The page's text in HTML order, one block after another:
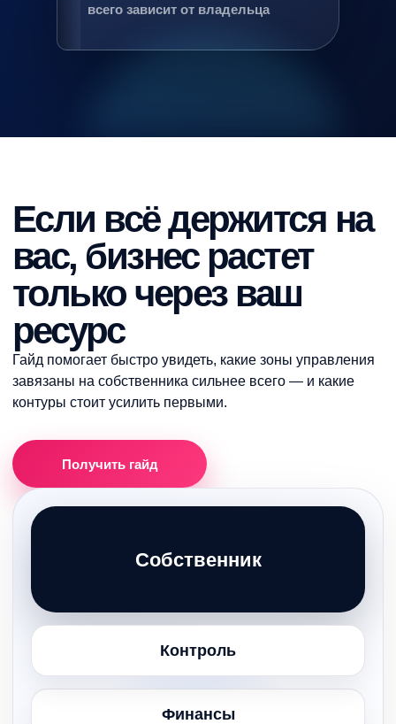
всего зависит от владельца
Если всё держится на
вас, бизнес растет
только через ваш
ресурс
Гайд помогает быстро увидеть, какие зоны управления
завязаны на собственника сильнее всего — и какие
контуры стоит усилить первыми.
Получить гайд
Собственник
Финансы
Контроль